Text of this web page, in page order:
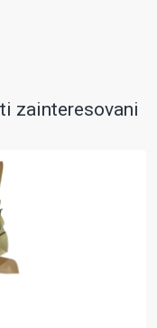
zainteresovani